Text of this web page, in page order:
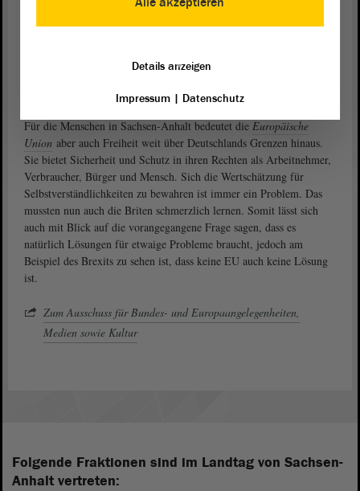
Aufbau des Landes nach 1990 ohne die Hilfe der EU so nicht
Für die Menschen in Sachsen-Anhalt bedeutet die Europäische
Union aber auch Freiheit weit über Deutschlands Grenzen hinaus.
Sie bietet Sicherheit und Schutz in ihren Rechten als Arbeitnehmer,
Verbraucher, Bürger und Mensch. Sich die Wertschätzung für
Selbstverständlichkeiten zu bewahren ist immer ein Problem. Das
mussten nun auch die Briten schmerzlich lernen. Somit lässt sich
auch mit Blick auf die vorangegangene Frage sagen, dass es
natürlich Lösungen für etwaige Probleme braucht, jedoch am
Beispiel des Brexits zu sehen ist, dass keine EU auch keine Lösung
ist.
Zum Ausschuss für Bundes- und Europaangelegenheiten,
Medien sowie Kultur
Folgende Fraktionen sind im Landtag von Sachsen-
Anhalt vertreten:
Details anzeigen
Impressum| Datenschutz